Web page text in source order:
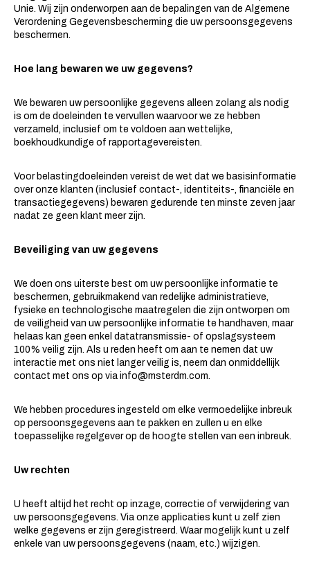
Unie. Wij zijn onderworpen aan de bepalingen van de Algemene
Verordening Gegevensbescherming die uw persoonsgegevens
beschermen.
Hoe lang bewaren we uw gegevens?
We bewaren uw persoonlijke gegevens alleen zolang als nodig
is om de doeleinden te vervullen waarvoor we ze hebben
verzameld, inclusief om te voldoen aan wettelijke,
boekhoudkundige of rapportagevereisten.
Voor belastingdoeleinden vereist de wet dat we basisinformatie
over onze klanten (inclusief contact-, identiteits-, financiële en
transactiegegevens) bewaren gedurende ten minste zeven jaar
nadat ze geen klant meer zijn.
Beveiliging van uw gegevens
We doen ons uiterste best om uw persoonlijke informatie te
beschermen, gebruikmakend van redelijke administratieve,
fysieke en technologische maatregelen die zijn ontworpen om
de veiligheid van uw persoonlijke informatie te handhaven, maar
helaas kan geen enkel datatransmissie- of opslagsysteem
100% veilig zijn. Als u reden heeft om aan te nemen dat uw
interactie met ons niet langer veilig is, neem dan onmiddellijk
contact met ons op via info@msterdm.com.
We hebben procedures ingesteld om elke vermoedelijke inbreuk
op persoonsgegevens aan te pakken en zullen u en elke
toepasselijke regelgever op de hoogte stellen van een inbreuk.
Uw rechten
U heeft altijd het recht op inzage, correctie of verwijdering van
uw persoonsgegevens. Via onze applicaties kunt u zelf zien
welke gegevens er zijn geregistreerd. Waar mogelijk kunt u zelf
enkele van uw persoonsgegevens (naam, etc.) wijzigen.